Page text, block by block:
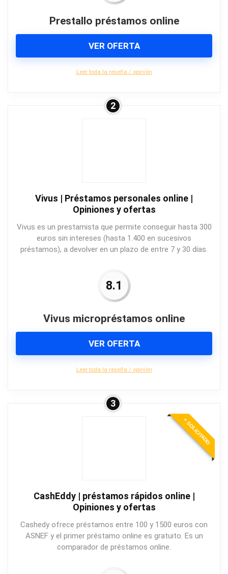
Prestallo préstamos online
VER OFERTA
Leer toda la reseña / opinión
2
Vivus | Préstamos personales online |
Opiniones y ofertas
Vivus es un prestamista que permite conseguir hasta 300
euros sin intereses (hasta 1.400 en sucesivos
préstamos), a devolver en un plazo de entre 7 y 30 días.
8.1
Vivus micropréstamos online
VER OFERTA
Leer toda la reseña / opinión
+ SOLICITADO
3
CashEddy | préstamos rápidos online |
Opiniones y ofertas
Cashedy ofrece préstamos entre 100 y 1500 euros con
ASNEF y el primer préstamo online es gratuito. Es un
comparador de préstamos online.